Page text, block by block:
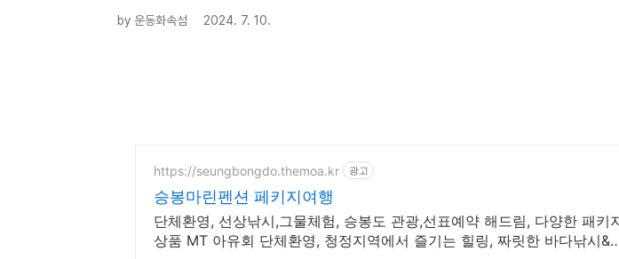
by 운동화속섬 2024. 7. 10.
https://seungbongdo.themoa.kr 광고
승봉마린펜션 페키지여행
단체환영, 선상낚시,그물체험, 승봉도 관광,선표예약 해드림, 다양한 패키
상품 MT 아유회 단체환영, 청정지역에서 즐기는 힐링, 짜릿한 바다낚시&